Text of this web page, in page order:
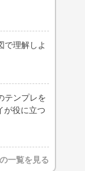
で理解しよ
テンプレを
が役に立つ
一覧を見る